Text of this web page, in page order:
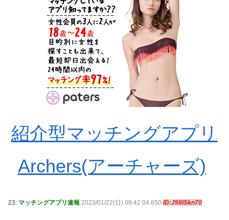
紹介型マッチングアプリ
Archers(アーチャーズ)
23: マッチングアプリ速報 2023/01/22(日) 09:42:04.650 ID:J99ISkn70